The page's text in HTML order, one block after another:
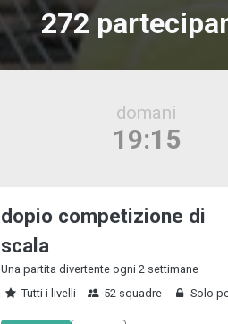
272
2-9
lunedì
dopio competizione di
scala
Una partita divertente ogni 2 settimane
Tutti i livelli
52 squadre Solo